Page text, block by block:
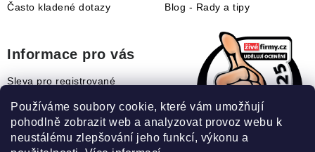
Používáme soubory cookie, které vám umožňují
pohodlně zobrazit web a analyzovat provoz webu k
neustálému zlepšování jeho funkcí, výkonu a
Často kladené dotazy
Blog - Rady a tipy
Informace pro vás
Sleva pro registrované
Jak uplatnit slevový kupón?
Jak nakupovat?
Slovník pojmů